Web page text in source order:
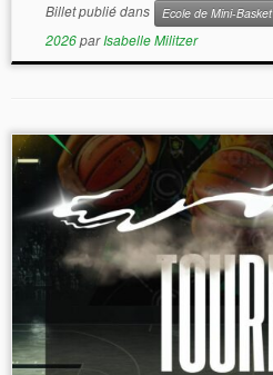
Billet publié dans Ecole de Mini-Basket
2026parIsabelle Militzer